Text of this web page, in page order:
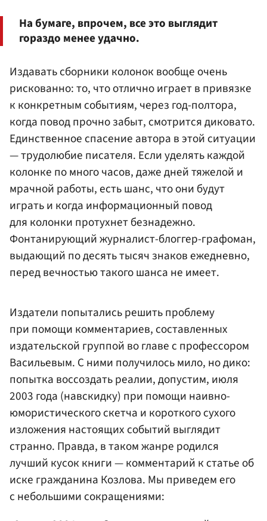
На бумаге, впрочем, все это выглядит
гораздо менее удачно.
Издавать сборники колонок вообще очень
рискованно: то, что отлично играет в привязке
к конкретным событиям, через год-полтора,
когда повод прочно забыт, смотрится диковато.
Единственное спасение автора в этой ситуации
— трудолюбие писателя. Если уделять каждой
колонке по много часов, даже дней тяжелой и
мрачной работы, есть шанс, что они будут
играть и когда информационный повод
для колонки протухнет безнадежно.
Фонтанирующий журналист-блоггер-графоман,
выдающий по десять тысяч знаков ежедневно,
перед вечностью такого шанса не имеет.
Издатели попытались решить проблему
при помощи комментариев, составленных
издательской группой во главе с профессором
Васильевым. С ними получилось мило, но дико:
попытка воссоздать реалии, допустим, июля
2003 года (навскидку) при помощи наивно-
юмористического скетча и короткого сухого
изложения настоящих событий выглядит
странно. Правда, в таком жанре родился
лучший кусок книги — комментарий к статье об
иске гражданина Козлова. Мы приведем его
с небольшими сокращениями: